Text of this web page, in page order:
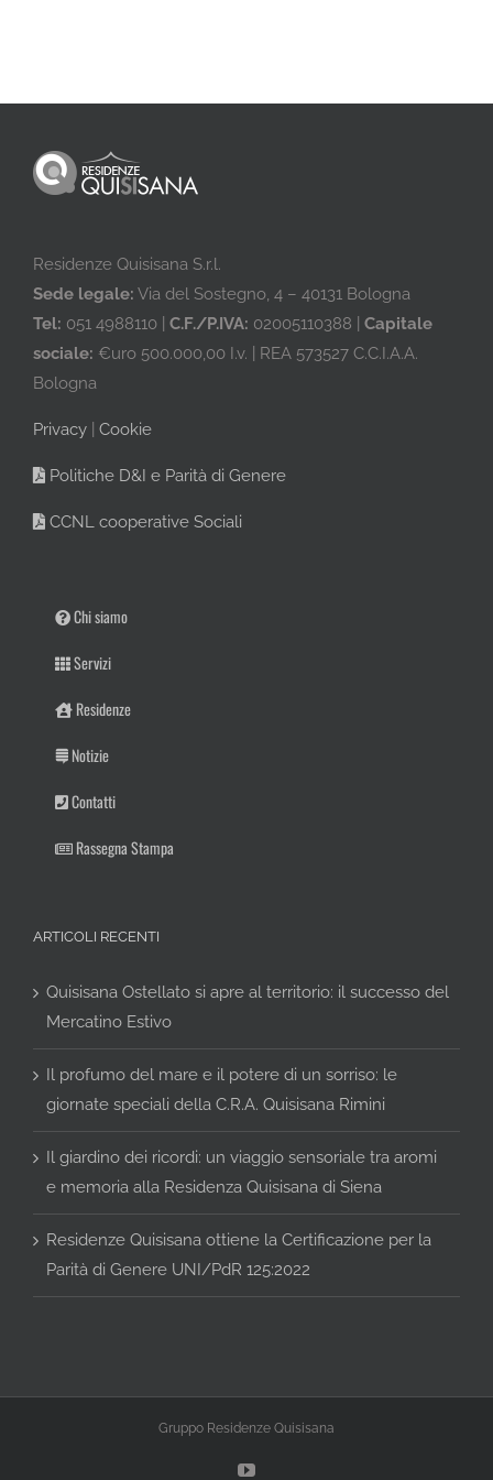
Residenze Quisisana S.r.l.
Sede legale: Via del Sostegno, 4 – 40131 Bologna
Tel: 051 4988110 | C.F./P.IVA: 02005110388 | Capitale
sociale: €uro 500.000,00 I.v. | REA 573527 C.C.I.A.A.
Bologna
Privacy Cookie
Politiche D&I e Parità di Genere
CCNL cooperative Sociali
Chi siamo
Servizi
Residenze
Notizie
Contatti
Rassegna Stampa
ARTICOLI RECENTI
Quisisana Ostellato si apre al territorio: il successo del
Mercatino Estivo
Il profumo del mare e il potere di un sorriso: le
giornate speciali della C.R.A. Quisisana Rimini
Il giardino dei ricordi: un viaggio sensoriale tra aromi
e memoria alla Residenza Quisisana di Siena
Residenze Quisisana ottiene la Certificazione per la
Parità di Genere UNI/PdR 125:2022
Gruppo Residenze Quisisana
YouTube